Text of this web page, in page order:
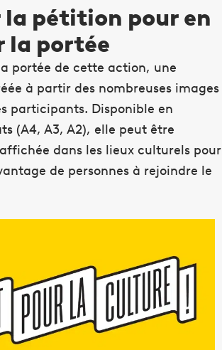
pétition pour en
la portée
portée de cette action, une
à partir des nombreuses images
participants. Disponible en
(A4, A3, A2), elle peut être
dans les lieux culturels pour
de personnes à rejoindre le